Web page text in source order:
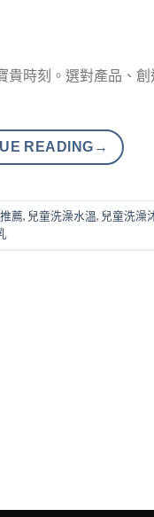
時刻。選對產品、
READING →
薦, 兒童洗澡水溫, 兒童洗澡